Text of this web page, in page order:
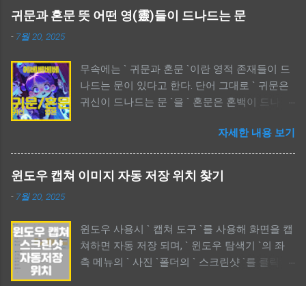
귀문과 혼문 뜻 어떤 영(靈)들이 드나드는 문
- 7월 20, 2025
무속에는 ` 귀문과 혼문 `이란 영적 존재들이 드
나드는 문이 있다고 한다. 단어 그대로 ` 귀문은
귀신이 드나드는 문 `을 ` 혼문은 혼백이 드나드
가 강하고, 사람들이 신경쓰는 부분이며, 혼문은
중간적인 의미가 강하다. 특히, 애니메이션 ` 케
이팝 데몬 헌터스 `에서 귀문과 혼문이란 단어가
언급되어 궁금증을 자아낸다. 애니메이션에서
문과 영어를 함께 비교해 보면 된다. 귀문과 혼
문 뜻 어떤 영(靈)들이 드나드는 문 The Meaning
Of Ghost Gate Or Soul Gate / 귀문과 혼문 뜻 어
자세한 내용 보기
윈도우 캡쳐 이미지 자동 저장 위치 찾기
- 7월 20, 2025
윈도우 사용시 ` 캡쳐 도구 `를 사용해 화면을 캡
쳐하면 자동 저장 되며, ` 윈도우 탐색기 `의 좌
측 메뉴의 ` 사진 `폴더의 ` 스크린샷 `를 클릭하